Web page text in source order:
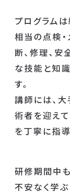
プログラム
相当の点検
断、修理、
な技能と知
す。
講師には、
術者を迎え
を丁寧に指導
研修期間中
不安なく学ぶ